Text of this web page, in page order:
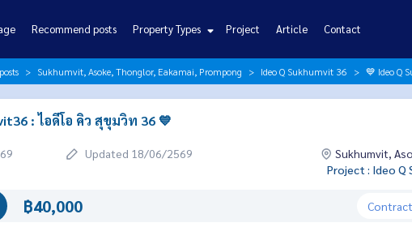
Recommend posts Property Types Project Article Contact
Sukhumvit, Asoke, Thonglor, Eakamai, Prompong Ideo Q Sukhumvit 36 💙 Ideo Q
: ไอดีโอ คิว สุขุมวิท 36 💙
Updated 18/06/2569
Sukhumvit,
Project : Ideo Q
฿40,000 Contract